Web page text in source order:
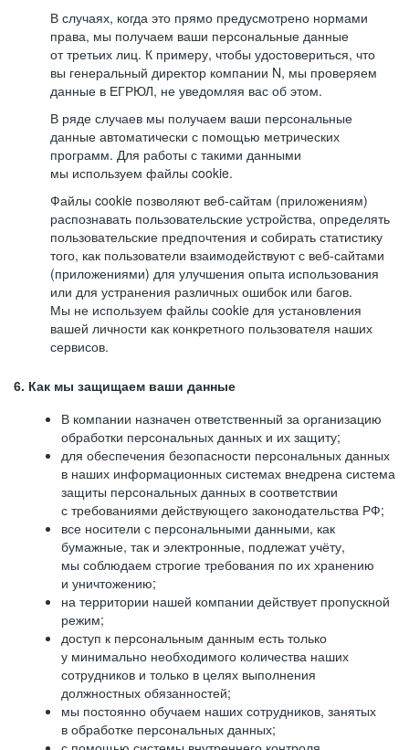
В случаях, когда это прямо предусмотрено нормами
права, мы получаем ваши персональные данные
от третьих лиц. К примеру, чтобы удостовериться, что
вы генеральный директор компании N, мы проверяем
данные в ЕГРЮЛ, не уведомляя вас об этом.
В ряде случаев мы получаем ваши персональные
данные автоматически с помощью метрических
программ. Для работы с такими данными
мы используем файлы cookie.
Файлы cookie позволяют веб-сайтам (приложениям)
распознавать пользовательские устройства, определять
пользовательские предпочтения и собирать статистику
того, как пользователи взаимодействуют с веб-сайтами
(приложениями) для улучшения опыта использования
или для устранения различных ошибок или багов.
Мы не используем файлы cookie для установления
вашей личности как конкретного пользователя наших
сервисов.
6. Как мы защищаем ваши данные
В компании назначен ответственный за организацию
обработки персональных данных и их защиту;
для обеспечения безопасности персональных данных
в наших информационных системах внедрена система
защиты персональных данных в соответствии
с требованиями действующего законодательства РФ;
все носители с персональными данными, как
бумажные, так и электронные, подлежат учёту,
мы соблюдаем строгие требования по их хранению
и уничтожению;
на территории нашей компании действует пропускной
режим;
доступ к персональным данным есть только
у минимально необходимого количества наших
сотрудников и только в целях выполнения
должностных обязанностей;
мы постоянно обучаем наших сотрудников, занятых
в обработке персональных данных;